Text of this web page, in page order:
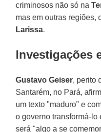
criminosos não só na
mas em outras regiões,
Larissa.
Investigações
Gustavo Geiser, perito
Santarém, no Pará,
um texto "maduro" e
o governo transformá-lo
será "algo a se